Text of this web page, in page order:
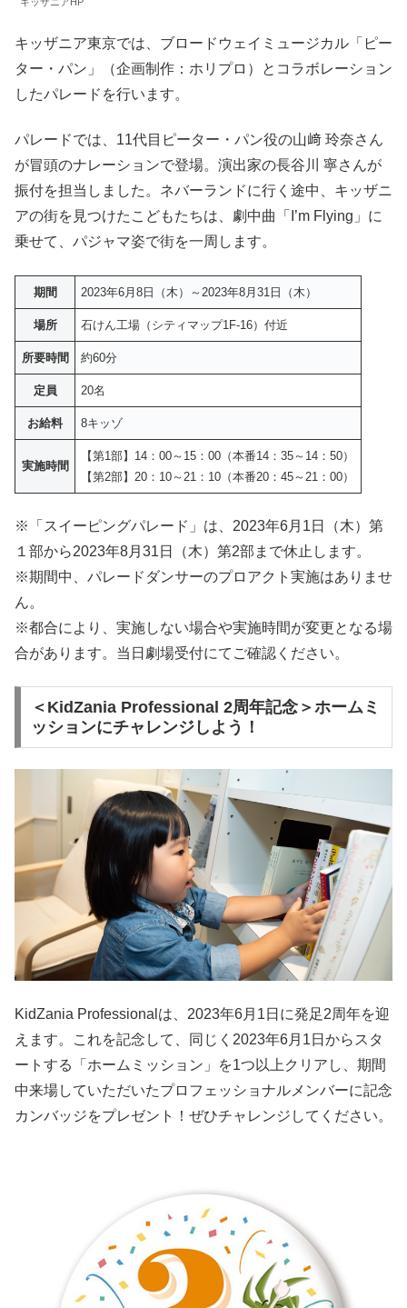
キッザニア東京では、ブロードウェイミュージカル「ピー
ター・パン」（企画制作：ホリプロ）とコラボレーション
したパレードを行います。
パレードでは、11代目ピーター・パン役の山﨑 玲奈さん
が冒頭のナレーションで登場。演出家の長谷川 寧さんが
振付を担当しました。ネバーランドに行く途中、キッザニ
アの街を見つけたこどもたちは、劇中曲「I’m Flying」に
乗せて、パジャマ姿で街を一周します。
期間 2023年6月8日（木）～2023年8月31日（木）
場所 石けん工場（シティマップ1F-16）付近
所要時間 約60分
定員 20名
お給料 8キッゾ
実施時間
【第1部】14：00～15：00（本番14：35～14：50）
【第2部】20：10～21：10（本番20：45～21：00）
※「スイーピングパレード」は、2023年6月1日（木）第
１部から2023年8月31日（木）第2部まで休止します。
※期間中、パレードダンサーのプロアクト実施はありませ
ん。
※都合により、実施しない場合や実施時間が変更となる場
合があります。当日劇場受付にてご確認ください。
＜KidZania Professional 2周年記念＞ホームミ
ッションにチャレンジしよう！
KidZania Professionalは、2023年6月1日に発足2周年を迎
えます。これを記念して、同じく2023年6月1日からスタ
ートする「ホームミッション」を1つ以上クリアし、期間
中来場していただいたプロフェッショナルメンバーに記念
カンバッジをプレゼント！ぜひチャレンジしてください。